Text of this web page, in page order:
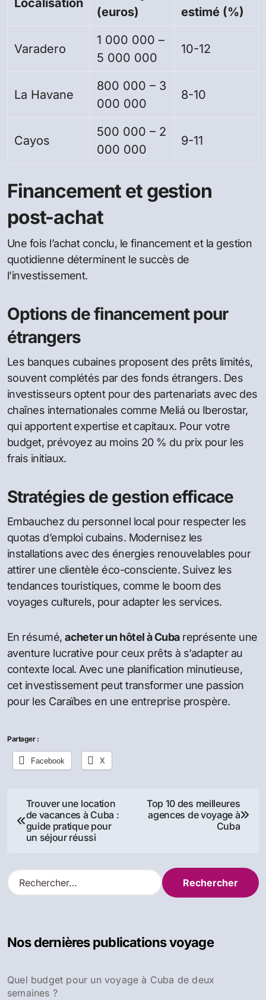
Localisation
(euros)
estimé (%)
Varadero
1 000 000 –
5 000 000
10-12
La Havane
800 000 – 3
000 000
8-10
Cayos
500 000 – 2
000 000
9-11
Financement et gestion
post-achat
Une fois l’achat conclu, le financement et la gestion
quotidienne déterminent le succès de
l’investissement.
Options de financement pour
étrangers
Les banques cubaines proposent des prêts limités,
souvent complétés par des fonds étrangers. Des
investisseurs optent pour des partenariats avec des
chaînes internationales comme Meliá ou Iberostar,
qui apportent expertise et capitaux. Pour votre
budget, prévoyez au moins 20 % du prix pour les
frais initiaux.
Stratégies de gestion efficace
Embauchez du personnel local pour respecter les
quotas d’emploi cubains. Modernisez les
installations avec des énergies renouvelables pour
attirer une clientèle éco-consciente. Suivez les
tendances touristiques, comme le boom des
voyages culturels, pour adapter les services.
En résumé,acheter un hôtel à Cubareprésente une
aventure lucrative pour ceux prêts à s’adapter au
contexte local. Avec une planification minutieuse,
cet investissement peut transformer une passion
pour les Caraïbes en une entreprise prospère.
Partager :
Facebook X
Navigation
de
Trouver une location
de vacances à Cuba :
guide pratique pour
un séjour réussi
Top 10 des meilleures
agences de voyage à
Cuba
R
e
r
e
r
Nos dernières publications voyage
Quel budget pour un voyage à Cuba de deux
semaines ?